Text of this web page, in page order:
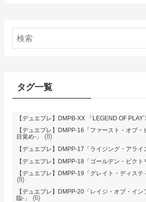
タグ一覧
【デュエプレ】DMPB-XX 「LEGEND OF
【デュエプレ】DMPP-16「ファースト・オブ
目覚め-」
(8)
【デュエプレ】DMPP-17「ライジング・アライ
【デュエプレ】DMPP-18「ゴールデン・ビクト
【デュエプレ】DMPP-19「グレイト・ディステ
(8)
【デュエプレ】DMPP-20「レイジ・オブ・イ
臨-」
(6)